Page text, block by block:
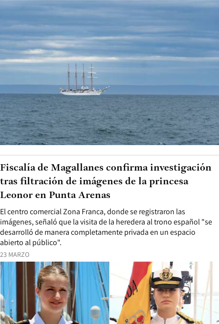
23 MARZO
El centro comercial Zona Franca, donde se registraron las
imágenes, señaló que la visita de la heredera al trono español "se
desarrolló de manera completamente privada en un espacio
abierto al público".
Fiscalía de Magallanes confirma investigación
tras filtración de imágenes de la princesa
Leonor en Punta Arenas